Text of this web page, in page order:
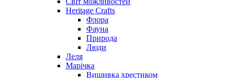
Heritage Crafts
Флора
Фауна
Природа
Люди
Леля
Марічка
Вишивка хрестиком